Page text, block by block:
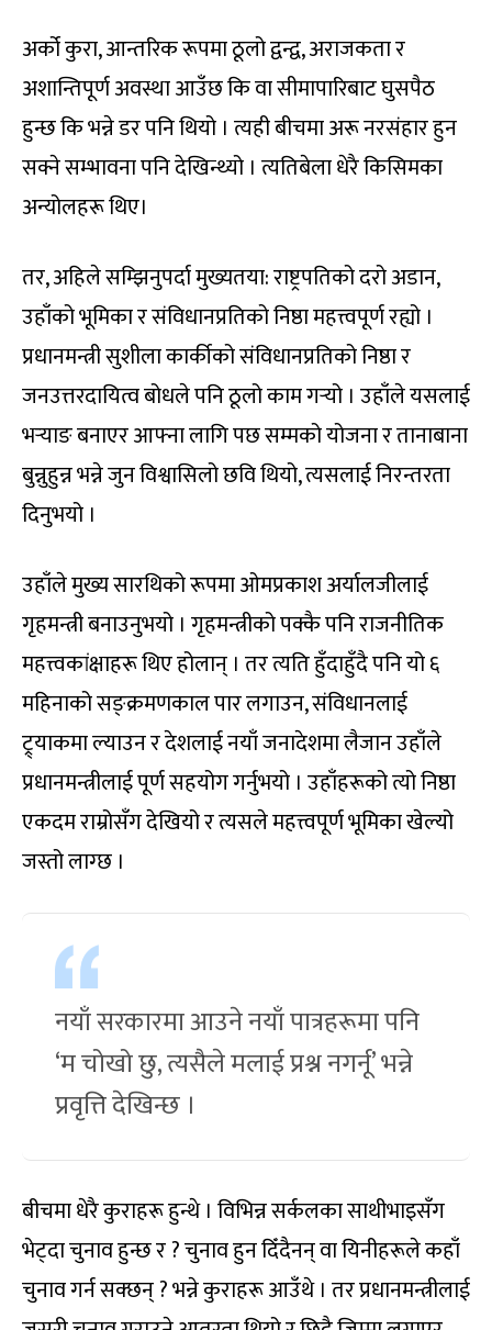
अर्को कुरा, आन्तरिक रूपमा ठूलो द्वन्द्व, अराजकता र
अशान्तिपूर्ण अवस्था आउँछ कि वा सीमापारिबाट घुसपैठ
हुन्छ कि भन्ने डर पनि थियो । त्यही बीचमा अरू नरसंहार हुन
सक्ने सम्भावना पनि देखिन्थ्यो । त्यतिबेला धेरै किसिमका
अन्योलहरू थिए।
तर, अहिले सम्झिनुपर्दा मुख्यतया: राष्ट्रपतिको दरो अडान,
उहाँको भूमिका र संविधानप्रतिको निष्ठा महत्त्वपूर्ण रह्यो ।
प्रधानमन्त्री सुशीला कार्कीको संविधानप्रतिको निष्ठा र
जनउत्तरदायित्व बोधले पनि ठूलो काम गर्‍यो । उहाँले यसलाई
भर्‍याङ बनाएर आफ्ना लागि पछ सम्मको योजना र तानाबाना
बुन्नुहुन्न भन्ने जुन विश्वासिलो छवि थियो, त्यसलाई निरन्तरता
दिनुभयो ।
उहाँले मुख्य सारथिको रूपमा ओमप्रकाश अर्यालजीलाई
गृहमन्त्री बनाउनुभयो । गृहमन्त्रीको पक्कै पनि राजनीतिक
महत्त्वकांक्षाहरू थिए होलान् । तर त्यति हुँदाहुँदै पनि यो ६
महिनाको सङ्क्रमणकाल पार लगाउन, संविधानलाई
ट्र्याकमा ल्याउन र देशलाई नयाँ जनादेशमा लैजान उहाँले
प्रधानमन्त्रीलाई पूर्ण सहयोग गर्नुभयो । उहाँहरूको त्यो निष्ठा
एकदम राम्रोसँग देखियो र त्यसले महत्त्वपूर्ण भूमिका खेल्यो
जस्तो लाग्छ ।
नयाँ सरकारमा आउने नयाँ पात्रहरूमा पनि
‘म चोखो छु, त्यसैले मलाई प्रश्न नगर्नू’ भन्ने
प्रवृत्ति देखिन्छ ।
बीचमा धेरै कुराहरू हुन्थे । विभिन्न सर्कलका साथीभाइसँग
भेट्दा चुनाव हुन्छ र ? चुनाव हुन दिँदैनन् वा यिनीहरूले कहाँ
चुनाव गर्न सक्छन् ? भन्ने कुराहरू आउँथे । तर प्रधानमन्त्रीलाई